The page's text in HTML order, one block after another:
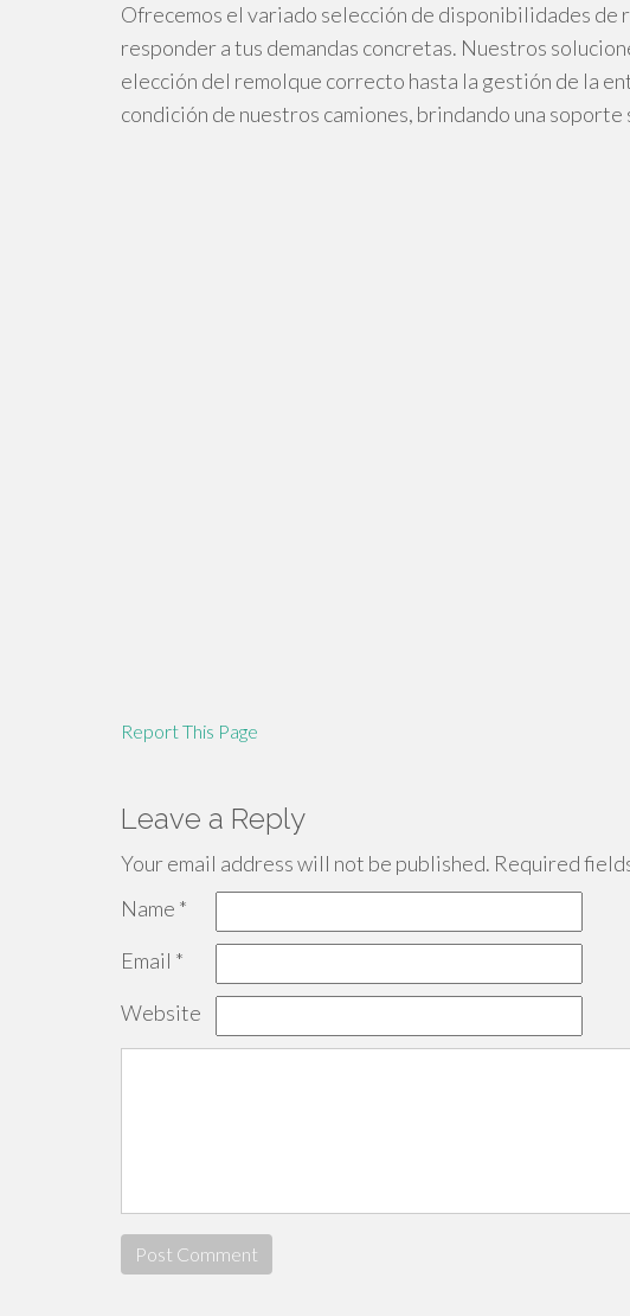
Ofrecemos el variado selección de disponibilidades de
responder a tus demandas concretas. Nuestros
elección del remolque correcto hasta la gestión de la
condición de nuestros camiones, brindando una
Report This Page
Leave a Reply
Your email address will not be published. Required
Name *
Email *
Website